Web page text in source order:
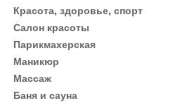
Красота, здоровье, спорт
Салон красоты
Парикмахерская
Маникюр
Массаж
Баня и сауна